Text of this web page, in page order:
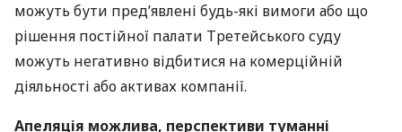
можуть бути пред’явлені будь-які вимоги або що
рішення постійної палати Третейського суду
можуть негативно відбитися на комерційній
діяльності або активах компанії.
Апеляція можлива, перспективи туманні